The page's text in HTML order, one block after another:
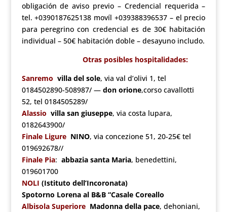
obligación de aviso previo – Credencial requerida –
tel. +0390187625138 movíl +039388396537 – el precio
para peregrino con credencial es de 30€ habitación
individual – 50€ habitación doble – desayuno includo.
Otras posibles hospitalidades:
Sanremo villa del sole, via val d’olivi 1, tel
0184502890-508987/ — don orione,corso cavallotti
52, tel 0184505289/
Alassio villa san giuseppe, via costa lupara,
0182643900/
Finale Ligure NINO, via concezione 51, 20-25€ tel
019692678//
Finale Pia: abbazia santa Maria, benedettini,
019601700
NOLI (Istituto dell’Incoronata)
Spotorno Lorena al B&B “Casale Coreallo
Albisola Superiore Madonna della pace, dehoniani,